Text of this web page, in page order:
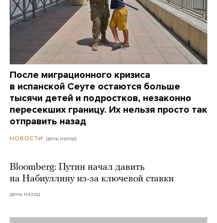
После миграционного кризиса
в испанской Сеуте остаются больше
тысячи детей и подростков, незаконно
пересекших границу. Их нельзя просто так
отправить назад
НОВОСТИ день назад
Bloomberg: Путин начал давить
на Набиуллину из-за ключевой ставки
день назад